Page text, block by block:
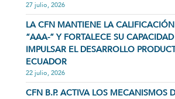
27 julio, 2026
LA CFN MANTIENE LA
“AAA-” Y FORTALECE SU
IMPULSAR EL DESARROLLO
ECUADOR
22 julio, 2026
CFN B.P. ACTIVA LOS MECANISMOS